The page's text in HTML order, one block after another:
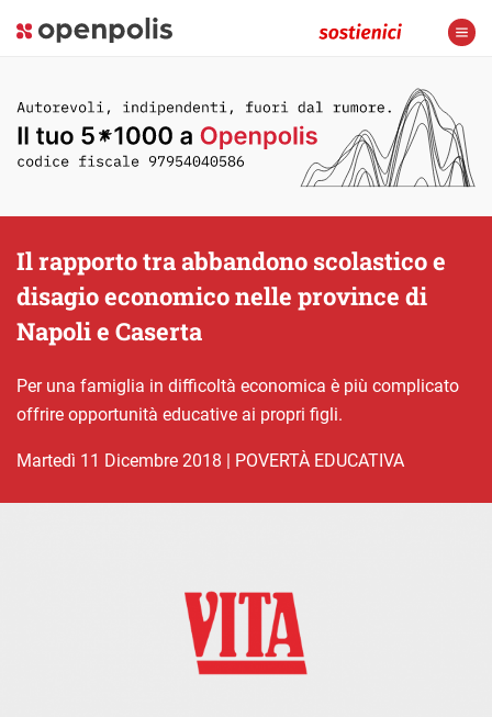
Il rapporto tra abbandono scolastico e
disagio economico nelle province di
Napoli e Caserta
Per una famiglia in difficoltà economica è più complicato
offrire opportunità educative ai propri figli.
martedì 11 Dicembre 2018 | POVERTÀ EDUCATIVA